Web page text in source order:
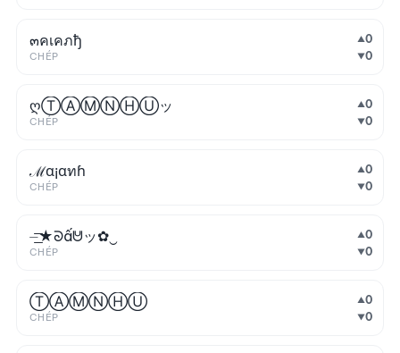
๓คเคภђ
CHÉP
▲0
▼0
ღⓉⒶⓂⓃⒽⓊッ
CHÉP
▲0
▼0
ℳα¡αทɦ
CHÉP
▲0
▼0
⏤͟͟͞͞★ᘐấᕰッ✿‿
CHÉP
▲0
▼0
ⓉⒶⓂⓃⒽⓊ
CHÉP
▲0
▼0